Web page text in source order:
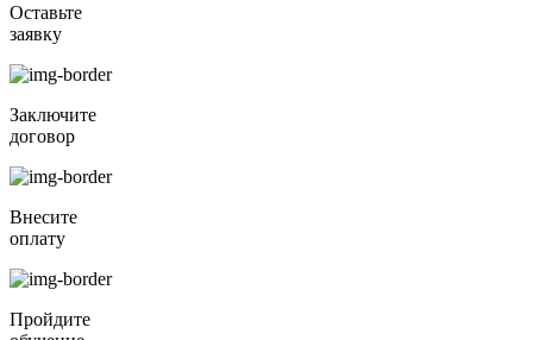
Оставьте
заявку
Заключите
договор
Внесите
оплату
Пройдите